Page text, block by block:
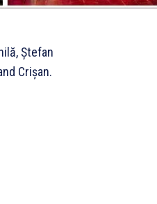
Ștefan
Crișan.